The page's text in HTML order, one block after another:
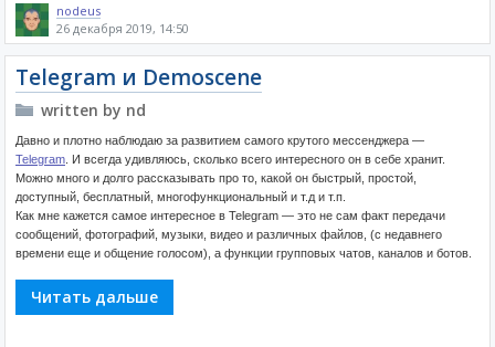
nodeus
26 декабря 2019, 14:50
Telegram и Demoscene
written by nd
Давно и плотно наблюдаю за развитием самого крутого мессенджера —
Telegram . И всегда удивляюсь, сколько всего интересного он в себе хранит.
Можно много и долго рассказывать про то, какой он быстрый, простой,
доступный, бесплатный, многофункциональный и т.д и т.п.
Как мне кажется самое интересное в Telegram — это не сам факт передачи
сообщений, фотографий, музыки, видео и различных файлов, (с недавнего
времени еще и общение голосом), а функции групповых чатов, каналов и ботов.
Читать дальше